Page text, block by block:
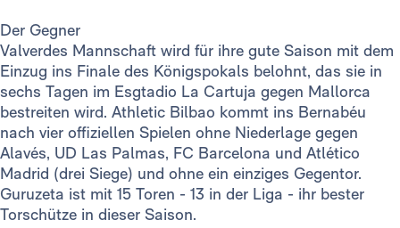
Der Gegner
Valverdes Mannschaft wird für ihre gute Saison mit dem
Einzug ins Finale des Königspokals belohnt, das sie in
sechs Tagen im Esgtadio La Cartuja gegen Mallorca
bestreiten wird. Athletic Bilbao kommt ins Bernabéu
nach vier offiziellen Spielen ohne Niederlage gegen
Alavés, UD Las Palmas, FC Barcelona und Atlético
Madrid (drei Siege) und ohne ein einziges Gegentor.
Guruzeta ist mit 15 Toren - 13 in der Liga - ihr bester
Torschütze in dieser Saison.